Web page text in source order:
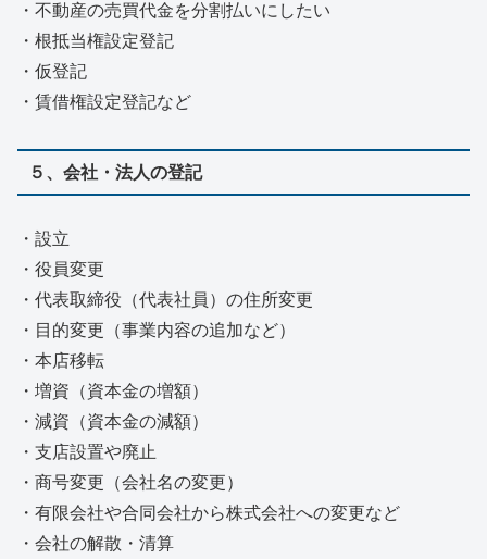
・不動産の売買代金を分割払いにしたい
・根抵当権設定登記
・仮登記
・賃借権設定登記など
５、会社・法人の登記
・設立
・役員変更
・代表取締役（代表社員）の住所変更
・目的変更（事業内容の追加など）
・本店移転
・増資（資本金の増額）
・減資（資本金の減額）
・支店設置や廃止
・商号変更（会社名の変更）
・有限会社や合同会社から株式会社への変更など
・会社の解散・清算